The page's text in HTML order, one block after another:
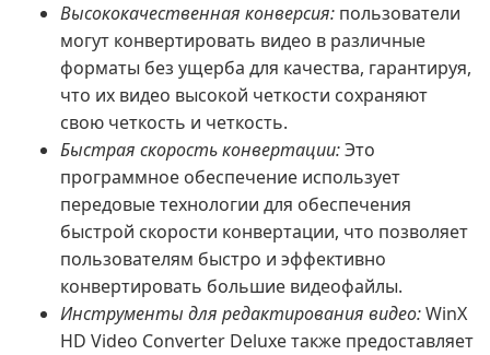
Высококачественная конверсия: пользователи
могут конвертировать видео в различные
форматы без ущерба для качества, гарантируя,
что их видео высокой четкости сохраняют
свою четкость и четкость.
Быстрая скорость конвертации:Это
программное обеспечение использует
передовые технологии для обеспечения
быстрой скорости конвертации, что позволяет
пользователям быстро и эффективно
конвертировать большие видеофайлы.
Инструменты для редактирования видео:WinX
HD Video Converter Deluxe также предоставляет